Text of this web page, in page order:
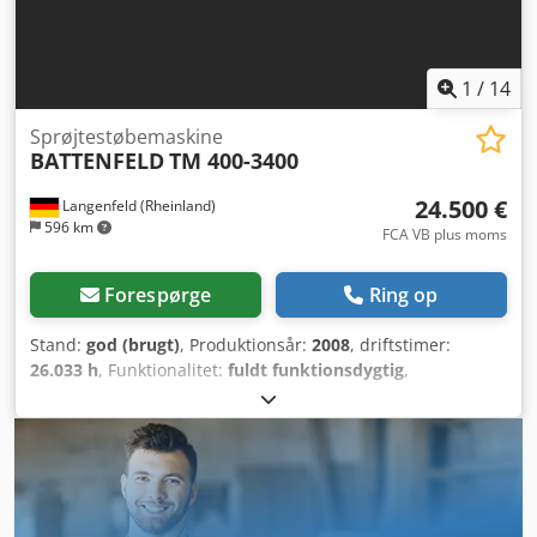
(LxBxH): 4,57 m x 1,5 m x 2,13 m Samlet vægt: 4.800 kg1 / 14
Langenfeld (Rheinland)
596 km
Sprøjtestøbemaskine
BATTENFELDTM 400-3400
24.500 €
FCA VB plus moms
Forespørge Ring op
Stand: god (brugt), Produktionsår: 2008, driftstimer:
26.033 h, Funktionalitet: fuldt funktionsdygtig,
, skruediameter:
slagvolumen:1.657 cm³, indsprøjtningstryk:2.022 stang,
samlet længde:7.200 mm , samlet bredde:
2.420 mm, samlet vægt: 16.400 kg
, Lukkekraft: 4000
kN Søjleafstand (h x v): 710 x 710 mm Cjdpjzgt I Sjfx Aniorf
Pladestørrelse (h x v): 1010 x 1010 mm Indbygningshøjde